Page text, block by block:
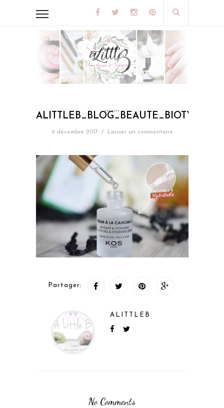
9 décembre 2017 / Laisser un commentaire
Partager:
ALITTLEB
No Comments